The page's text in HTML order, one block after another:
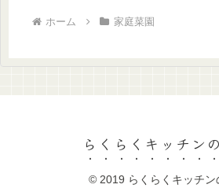
ホーム 家庭菜園
らくらくキッチン
© 2019 らくらくキッチン